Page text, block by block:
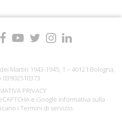
Martiri 1943-1945, 1 – 40121 Bologna,
03902510373
PRIVACY
e Google Informativa sulla
i Termini di servizio.